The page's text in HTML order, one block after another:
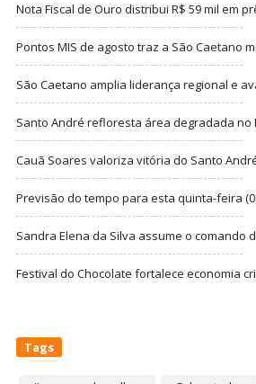
Nota Fiscal de Ouro distribui R$ 59 mil em
Pontos MIS de agosto traz a São Caetano
São Caetano amplia liderança regional e
Santo André refloresta área degradada no
Cauã Soares valoriza vitória do Santo
Previsão do tempo para esta quinta-feira
Sandra Elena da Silva assume o comando
Festival do Chocolate fortalece economia
Tags